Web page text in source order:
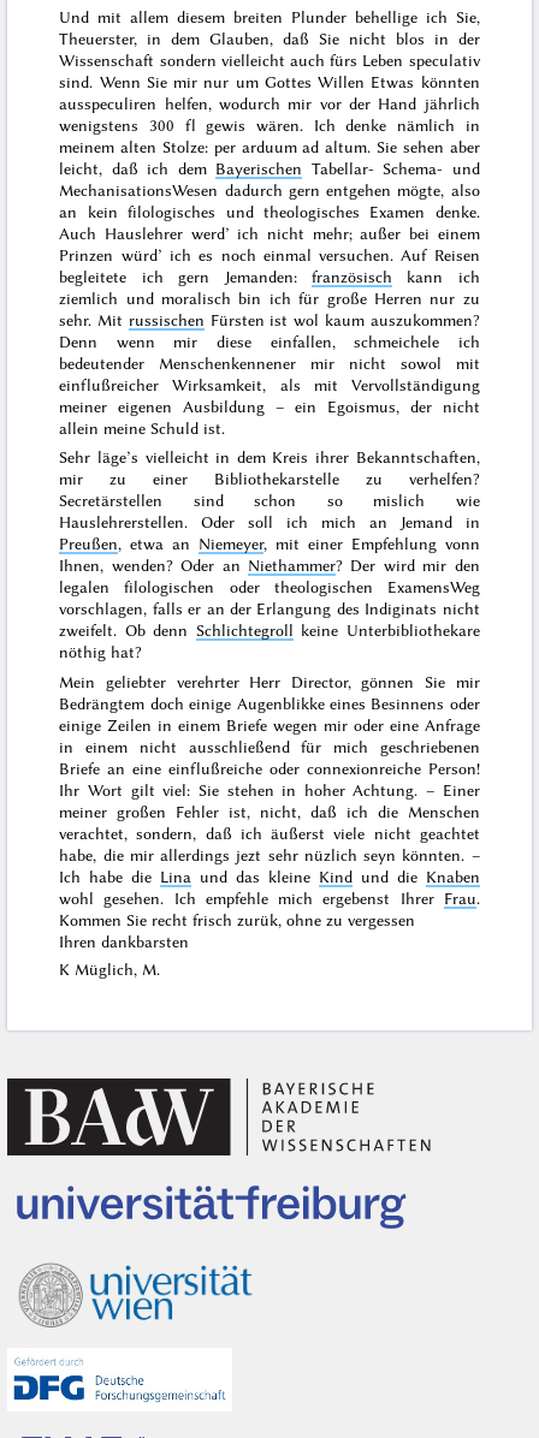
Und mit allem diesem breiten Plunder behellige ich Sie,
Theuerster, in dem Glauben, daß Sie nicht blos in der
Wissenschaft sondern vielleicht auch fürs Leben speculativ
sind. Wenn Sie mir nur um Gottes Willen Etwas könnten
ausspeculiren helfen, wodurch mir vor der Hand jährlich
wenigstens 300 flgewis wären. Ich denke nämlich in
meinem alten Stolze: per arduum ad altum. Sie sehen aber
leicht, daß ich dem Bayerischen Tabellar- Schema- und
MechanisationsWesen dadurch gern entgehen mögte, also
an kein filologisches und theologisches Examen denke.
Auch Hauslehrer werd’ ich nicht mehr; außer bei einem
Prinzen würd’ ich es noch einmal versuchen. Auf Reisen
begleitete ich gern Jemanden: französisch kann ich
ziemlich und moralisch bin ich für große Herren nur zu
sehr. Mit russischen Fürsten ist wol kaum auszukommen?
Denn wenn mir diese einfallen, schmeichele ich
bedeutender Menschenkennener mir nicht sowol mit
einflußreicher Wirksamkeit, als mit Vervollständigung
meiner eigenen Ausbildung – ein Egoismus, der nicht
allein meine Schuld ist.
Sehr läge’s vielleicht in dem Kreis ihrer Bekanntschaften,
mir zu einer Bibliothekarstelle zu verhelfen?
Secretärstellen sind schon so mislich wie
Hauslehrerstellen. Oder soll ich mich an Jemand in
Preußen, etwa an Niemeyer, mit einer Empfehlung vonn
Ihnen, wenden? Oder an Niethammer? Der wird mir den
legalen filologischen oder theologischen ExamensWeg
vorschlagen, falls er an der Erlangung des Indiginats nicht
zweifelt. Ob denn Schlichtegroll keine Unterbibliothekare
nöthig hat?
Mein geliebter verehrter Herr Director, gönnen Sie mir
Bedrängtem doch einige Augenblikke eines Besinnens oder
einige Zeilen in einem Briefe wegen mir oder eine Anfrage
in einem nicht ausschließend für mich geschriebenen
Briefe an eine einflußreiche oder connexionreiche Person!
Ihr Wort gilt viel: Sie stehen in hoher Achtung. – Einer
meiner großen Fehler ist, nicht, daß ich die Menschen
verachtet, sondern, daß ich äußerst viele nicht geachtet
habe, die mir allerdings jezt sehr nüzlich seyn könnten. –
Ich habe die Lina und das kleine Kindund die Knaben
wohl gesehen. Ich empfehle mich ergebenst Ihrer Frau.
Kommen Sie recht frisch zurük, ohne zu vergessen
Ihren dankbarsten
K Müglich, M.